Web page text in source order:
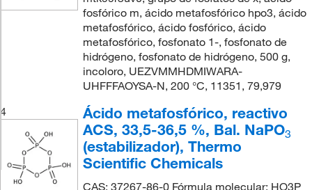
fosfórico m, ácido metafosfórico hpo3, ácido
metafosfórico, ácido fosfórico, ácido
metafosfórico, fosfonato 1-, fosfonato de
hidrógeno, fosfonato de hidrógeno, 500 g,
incoloro, UEZVMMHDMIWARA-
UHFFFAOYSA-N, 200 °C, 11351, 79,979
4
Ácido metafosfórico, reactivo
ACS, 33,5-36,5 %, Bal. NaPO3
(estabilizador), Thermo
Scientific Chemicals
CAS: 37267-86-0 Fórmula molecular: HO3P